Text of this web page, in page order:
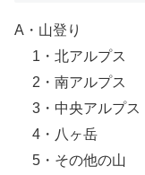
A・山登り
1・北アルプス
2・南アルプス
3・中央アルプス
4・八ヶ岳
5・その他の山